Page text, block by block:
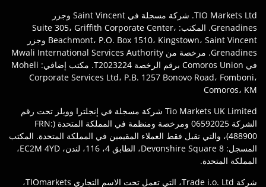
TIO Markets Ltd. شركة مسجلة في Saint Vincent وجزر
Grenadines. المكتب: Suite 305، Griffith Corporate Center،
Beachmont، P.O. Box 1510، Kingstown، Saint Vincent وجزر
Grenadines. مرخصة من Mwali International Services Authority
في Comoros Union برقم الرخصة T2023224. مكتب إضافي: Moheli
Corporate Services Ltd، P.B. 1257 Bonovo Road، Fomboni،
Comoros، KM
Tio Markets UK Limited شركة مسجلة في إنجلترا وويلز تحت رقم
الشركة 06592025 ومرخصة ومنظمة في المملكة المتحدة (FRN:
488900)، والتي تقبل فقط العملاء المقيمين في المملكة المتحدة. المكتب
المسجل: 8 Devonshire Square، الطابق 4، 116، لندن، EC2M 4YD،
المملكة المتحدة.
شركة Trade i.o. Ltd، التي تعمل تحت الاسم التجاري TIOmarkets،